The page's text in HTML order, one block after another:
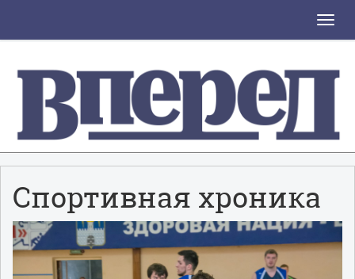
Toggle
Спортивная хроника